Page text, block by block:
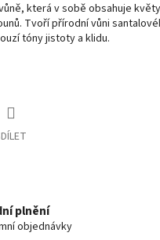
která v sobě obsahuje
Tvoří přírodní vůni
tóny jistoty a klidu.
plnění
objednávky